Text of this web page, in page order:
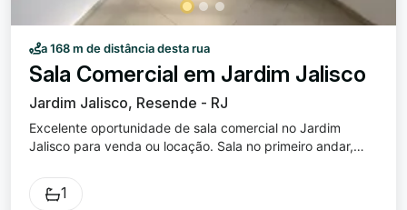
a 168 m de distância desta rua
Sala Comercial em Jardim Jalisco
Jardim Jalisco, Resende - RJ
Excelente oportunidade de sala comercial no Jardim
Jalisco para venda ou locação. Sala no primeiro andar,
recepcionista, marcação de consulta, água e luz da área
em comum. Locação para cliente da área de saúde.
1